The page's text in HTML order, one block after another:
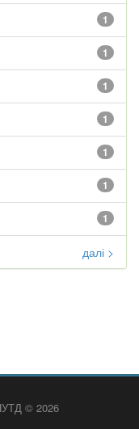
1
1
1
1
1
1
1
далі >
© 2026